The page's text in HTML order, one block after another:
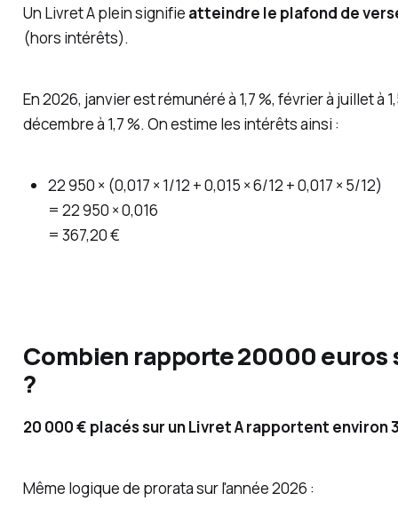
Un Livret Apleinsignifie atteindre le plafond de
(hors intérêts).
En 2026, janvier est rémunéré à 1,7 %, février à juillet à
décembre à 1,7 %. On estime les intérêts ainsi :
22 950 × (0,017 × 1/12 + 0,015 × 6/12 + 0,017 × 5/12)
= 22 950 × 0,016
= 367,20 €
Combien rapporte 20000 euros
?
20 000 € placés sur un Livret A rapportent environ
Même logique de prorata sur l'année 2026 :